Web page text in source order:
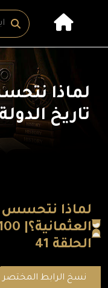
لماذا
تاريخ
لماذا نتحسس
الحلقة 41
نسخ الرابط المختصر